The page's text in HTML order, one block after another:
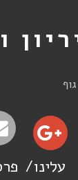
עלינו